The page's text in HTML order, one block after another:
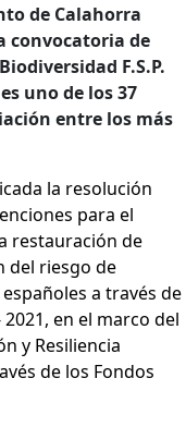
de Calahorra
convocatoria de
F.S.P.
uno de los 37
entre los más
la resolución
para el
restauración de
del riesgo de
a través de
en el marco del
y Resiliencia
de los Fondos